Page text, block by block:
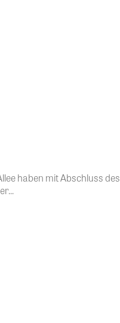
haben mit Abschluss des